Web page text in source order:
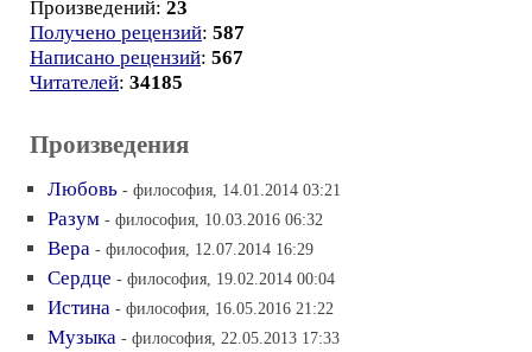
Произведений: 23
Получено рецензий: 587
Написано рецензий: 567
Читателей: 34185
Произведения
Любовь - философия, 14.01.2014 03:21
Разум - философия, 10.03.2016 06:32
Вера - философия, 12.07.2014 16:29
Сердце - философия, 19.02.2014 00:04
Истина - философия, 16.05.2016 21:22
Музыка - философия, 22.05.2013 17:33